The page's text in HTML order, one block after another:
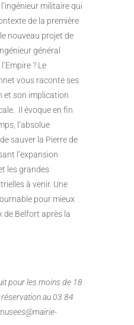
militaire qui
de la première
nouveau projet de
général
? Le
vous raconte ses
et son implication
Il évoque en fin
l’absolue
sauver la Pierre de
l’expansion
les grandes
à venir. Une
pour mieux
de Belfort après la
pour les moins de 18
au 03 84